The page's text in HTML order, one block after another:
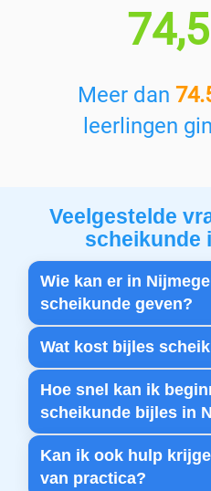
Meer dan
leerlingen
Veelgestelde
scheikunde
Wie kan er in
scheikunde geven?
Wat kost bijles
Hoe snel kan ik
scheikunde bijles in
Kan ik ook hulp
van practica?